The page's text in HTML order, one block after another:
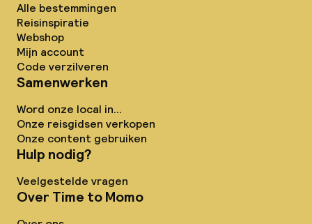
Alle bestemmingen
Reisinspiratie
Webshop
Mijn account
Code verzilveren
Samenwerken
Word onze local in...
Onze reisgidsen verkopen
Onze content gebruiken
Hulp nodig?
Veelgestelde vragen
Over Time to Momo